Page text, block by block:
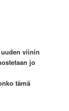
viinin
jo
tämä